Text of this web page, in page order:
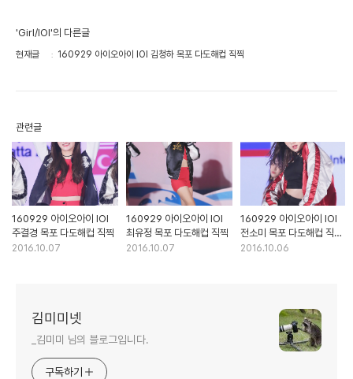
'Girl/IOI'의 다른글
현재글 160929 아이오아이 IOI 김청하 목포 다도해컵 직찍
관련글
160929 아이오아이 IOI
주결경 목포 다도해컵 직찍
2016.10.07
160929 아이오아이 IOI
최유정 목포 다도해컵 직찍
2016.10.07
160929 아이오아이 IOI
전소미 목포 다도해컵 직찍
part.2
2016.10.06
김미미넷
_김미미 님의 블로그입니다.
구독하기